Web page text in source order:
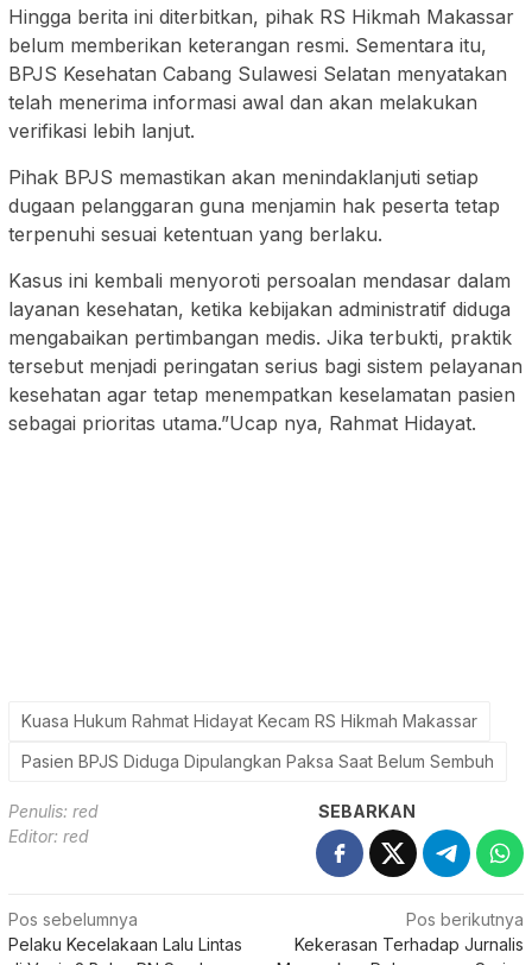
Hingga berita ini diterbitkan, pihak RS Hikmah Makassar
belum memberikan keterangan resmi. Sementara itu,
BPJS Kesehatan Cabang Sulawesi Selatan menyatakan
telah menerima informasi awal dan akan melakukan
verifikasi lebih lanjut.
Pihak BPJS memastikan akan menindaklanjuti setiap
dugaan pelanggaran guna menjamin hak peserta tetap
terpenuhi sesuai ketentuan yang berlaku.
Kasus ini kembali menyoroti persoalan mendasar dalam
layanan kesehatan, ketika kebijakan administratif diduga
mengabaikan pertimbangan medis. Jika terbukti, praktik
tersebut menjadi peringatan serius bagi sistem pelayanan
kesehatan agar tetap menempatkan keselamatan pasien
sebagai prioritas utama.”Ucap nya, Rahmat Hidayat.
Navigasi
pos
Pos sebelumnya
di Vonis 2 Bulan PN Surabaya
Gagal Total Tuntaskan Keadilan
Pos berikutnya
Merupakan Pelanggaran Serius
Yang Merusak Kepercayaan
Publik Jurnalis Butuh
Serius